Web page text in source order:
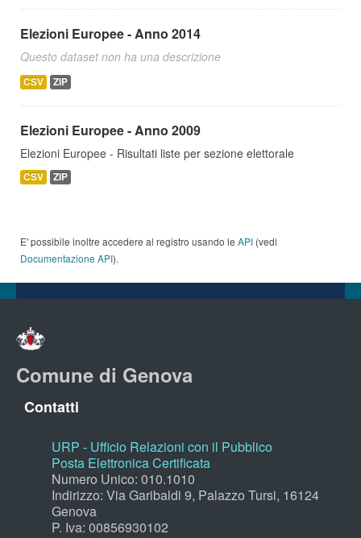
Elezioni Europee - Anno 2014
Questo dataset non ha una descrizione
CSV ZIP
Elezioni Europee - Anno 2009
Elezioni Europee - Risultati liste per sezione elettorale
CSV ZIP
E' possibile inoltre accedere al registro usando le API (vedi
Documentazione API).
Comune di Genova
Contatti
URP - Ufficio Relazioni con il Pubblico
Posta Elettronica Certificata
Numero Unico: 010.1010
Indirizzo: Via Garibaldi 9, Palazzo Tursi, 16124
Genova
P. Iva: 00856930102